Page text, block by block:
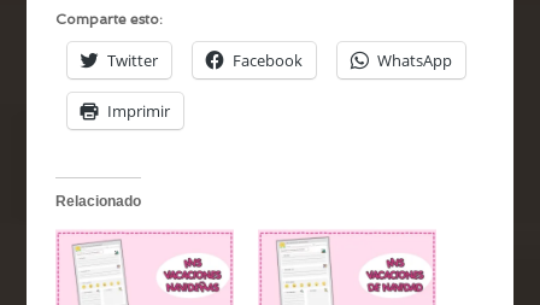
Comparte esto:
Twitter Facebook WhatsApp
Imprimir
Relacionado